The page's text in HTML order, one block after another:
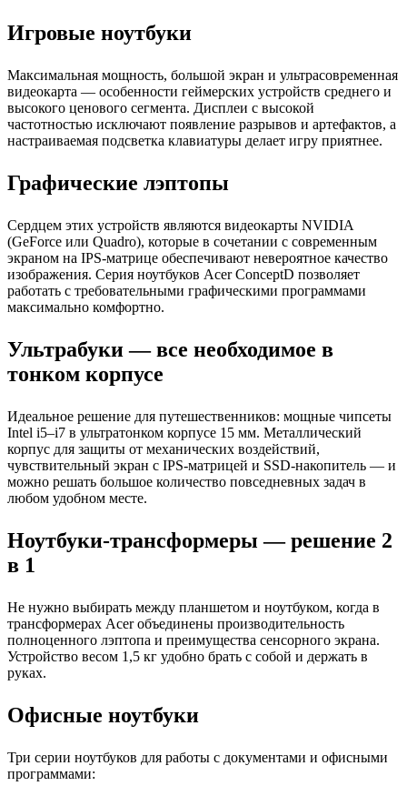
Игровые ноутбуки
Максимальная мощность, большой экран и ультрасовременная
видеокарта — особенности геймерских устройств среднего и
высокого ценового сегмента. Дисплеи с высокой
частотностью исключают появление разрывов и артефактов, а
настраиваемая подсветка клавиатуры делает игру приятнее.
Графические лэптопы
Сердцем этих устройств являются видеокарты NVIDIA
(GeForce или Quadro), которые в сочетании с современным
экраном на IPS-матрице обеспечивают невероятное качество
изображения. Серия ноутбуков Acer ConceptD позволяет
работать с требовательными графическими программами
максимально комфортно.
Ультрабуки — все необходимое в
тонком корпусе
Идеальное решение для путешественников: мощные чипсеты
Intel i5–i7 в ультратонком корпусе 15 мм. Металлический
корпус для защиты от механических воздействий,
чувствительный экран с IPS-матрицей и SSD-накопитель — и
можно решать большое количество повседневных задач в
любом удобном месте.
Ноутбуки-трансформеры — решение 2
в 1
Не нужно выбирать между планшетом и ноутбуком, когда в
трансформерах Acer объединены производительность
полноценного лэптопа и преимущества сенсорного экрана.
Устройство весом 1,5 кг удобно брать с собой и держать в
руках.
Офисные ноутбуки
Три серии ноутбуков для работы с документами и офисными
программами: